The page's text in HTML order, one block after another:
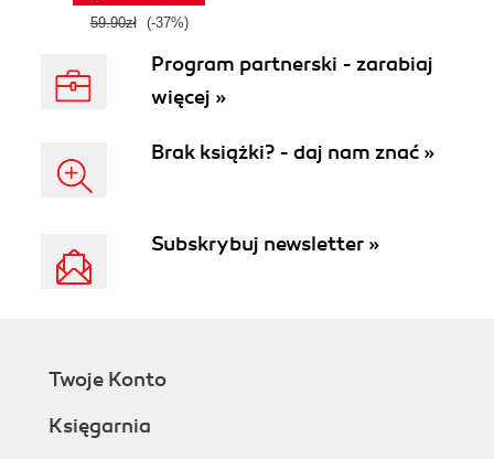
59.90zł (-37%)
Program partnerski - zarabiaj
więcej »
Brak książki? - daj nam znać »
Subskrybuj newsletter »
Twoje Konto
Księgarnia